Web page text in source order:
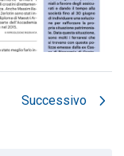
Successivo chevron_right